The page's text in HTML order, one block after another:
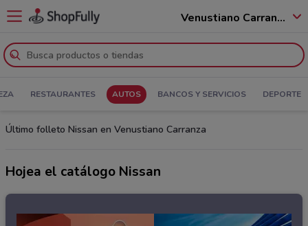
Venustiano Carranza - 15990
RESTAURANTES AUTOS BANCOS Y SERVICIOS DEPORTE
Último folleto Nissan en Venustiano Carranza
Hojea el catálogo Nissan